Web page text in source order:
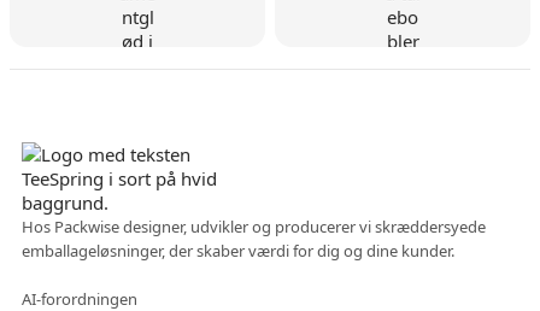
Hos Packwise designer, udvikler og producerer vi skræddersyede
emballageløsninger, der skaber værdi for dig og dine kunder.
AI-forordningen